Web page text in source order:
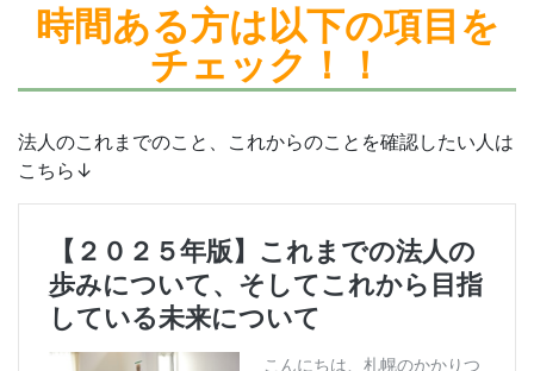
時間ある方は以下の項目を
チェック！！
法人のこれまでのこと、これからのことを確認したい人は
こちら↓